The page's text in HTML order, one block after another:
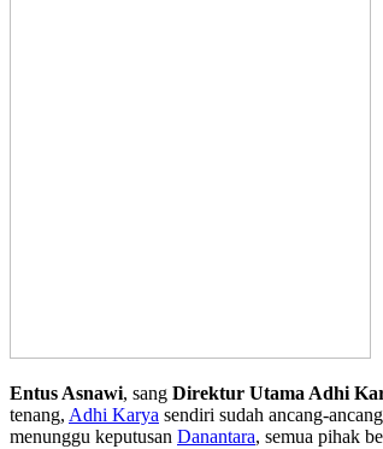
Entus Asnawi, sang Direktur Utama Adhi
tenang, Adhi Karya sendiri sudah ancang-
menunggu keputusan Danantara, semua pihak